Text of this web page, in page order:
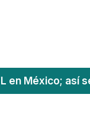
en México; así